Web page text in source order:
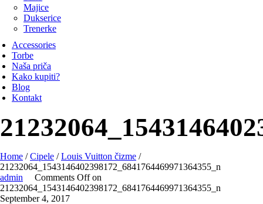
Majice
Dukserice
Trenerke
Accessories
Torbe
Naša priča
Kako kupiti?
Blog
Kontakt
Home /Cipele /Louis Vuitton čizme /
21232064_1543146402398172_6841764469971364355_n
admin
Comments Offon
21232064_1543146402398172_6841764469971364355_n
September 4, 2017